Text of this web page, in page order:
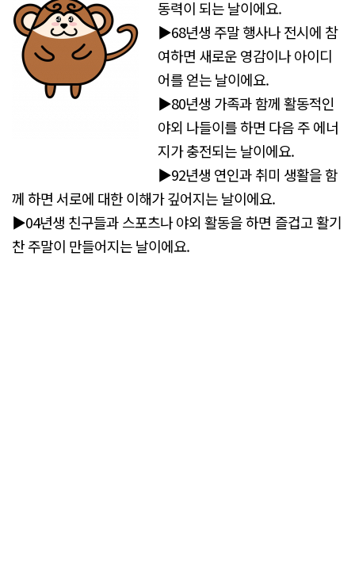
동력이 되는 날이에요.
▶68년생 주말 행사나 전시에 참
여하면 새로운 영감이나 아이디
어를 얻는 날이에요.
▶80년생 가족과 함께 활동적인
야외 나들이를 하면 다음 주 에너
지가 충전되는 날이에요.
▶92년생 연인과 취미 생활을 함
께 하면 서로에 대한 이해가 깊어지는 날이에요.
▶04년생 친구들과 스포츠나 야외 활동을 하면 즐겁고 활기
찬 주말이 만들어지는 날이에요.